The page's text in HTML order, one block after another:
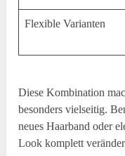
Flexible Varianten
Diese Kombination
besonders vielseitig.
neues Haarband oder
Look komplett